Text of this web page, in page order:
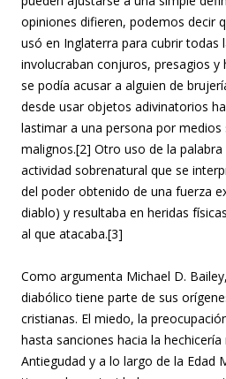
opiniones difieren, podemos decir
usó en Inglaterra para cubrir todas
involucraban conjuros, presagios y
se podía acusar a alguien de
desde usar objetos adivinatorios
lastimar a una persona por
malignos.[2] Otro uso de la palabra
actividad sobrenatural que se
del poder obtenido de una fuerza
diablo) y resultaba en heridas
al que atacaba.[3]
Como argumenta Michael D.
diabólico tiene parte de sus
cristianas. El miedo, la
hasta sanciones hacia la
Antiegudad y a lo largo de la Edad